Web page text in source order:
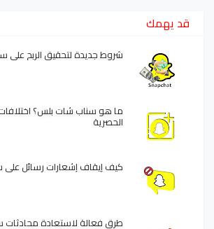
قد يهمك
شروط جديدة لتحقيق الربح على
ما هو سناب شات بلس؟ اختلافات
الحصرية
كيف إيقاف إشعارات رسائل
طرق فعالة لاستعادة